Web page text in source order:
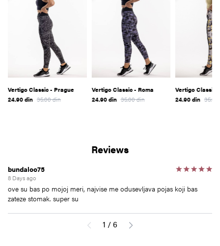
Vertigo Classic - Prague
24.90din 35.00din
Vertigo Classic - Roma
24.90din 35.00din
Vertigo Classic
24.90din 35.00
Reviews
bundaloo75
8 Days ago
ove su bas po mojoj meri, najvise me odusevljava pojas koji bas
zateze stomak. super su
1 /6